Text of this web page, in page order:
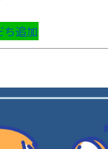
ち追加